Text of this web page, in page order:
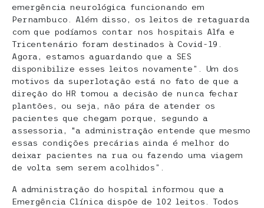
emergência neurológica funcionando em
Pernambuco. Além disso, os leitos de retaguarda
com que podíamos contar nos hospitais Alfa e
Tricentenário foram destinados à Covid-19.
Agora, estamos aguardando que a SES
disponibilize esses leitos novamente”. Um dos
motivos da superlotação está no fato de que a
direção do HR tomou a decisão de nunca fechar
plantões, ou seja, não pára de atender os
pacientes que chegam porque, segundo a
assessoria, “a administração entende que mesmo
essas condições precárias ainda é melhor do
deixar pacientes na rua ou fazendo uma viagem
de volta sem serem acolhidos”.
A administração do hospital informou que a
Emergência Clínica dispõe de 102 leitos. Todos